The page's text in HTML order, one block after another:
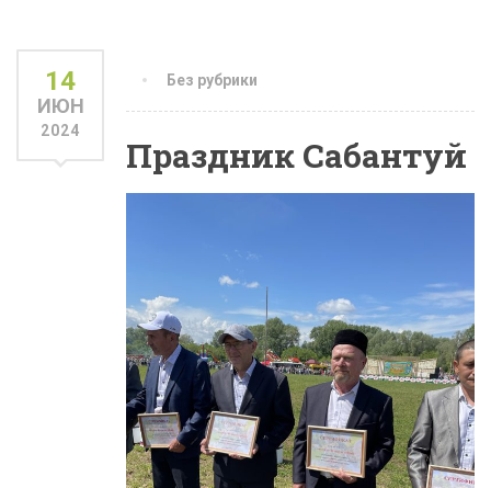
14
ИЮН
2024
Без рубрики
Праздник Сабантуй